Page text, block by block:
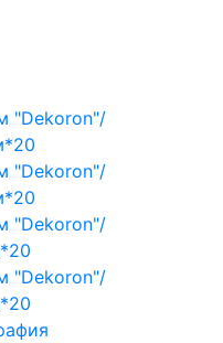
"Dekoron"/
"Dekoron"/
"Dekoron"/
"Dekoron"/